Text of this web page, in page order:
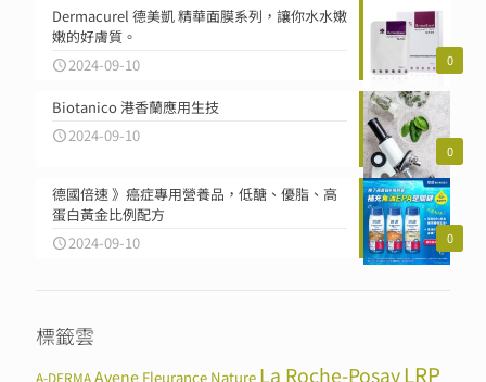
0
Dermacurel 德美凱 精華面膜系列，讓你水水嫩
嫩的好膚質。
2024-09-10
0
Biotanico 港香蘭應用生技
2024-09-10
0
德國倍速 》癌症專用營養品，低醣、優脂、高
蛋白黃金比例配方
2024-09-10
標籤雲
A-DERMAAvene Fleurance Nature La Roche-PosayLRP